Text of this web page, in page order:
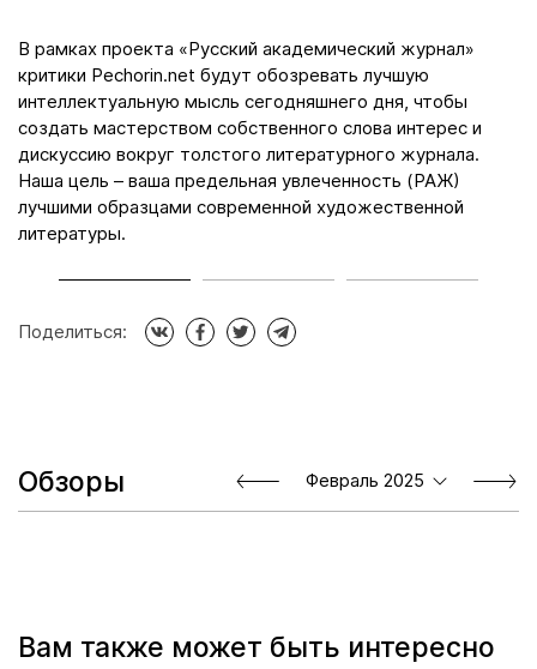
В рамках проекта «Русский академический журнал»
критики Pechorin.net будут обозревать лучшую
интеллектуальную мысль сегодняшнего дня, чтобы
создать мастерством собственного слова интерес и
дискуссию вокруг толстого литературного журнала.
Наша цель – ваша предельная увлеченность (РАЖ)
лучшими образцами современной художественной
литературы.
Поделиться:
Обзоры Февраль 2025
Вам также может быть интересно